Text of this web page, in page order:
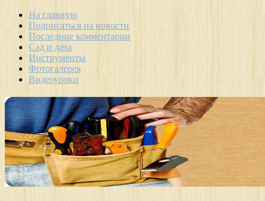
На главную
Подписаться на новости
Последние комментарии
Сад и дача
Инструменты
Фотогалерея
Видеоуроки